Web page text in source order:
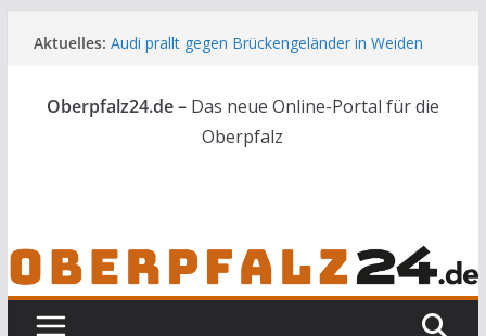
Inhalt
Aktuelles: Audi prallt gegen Brückengeländer in Weiden
Kindergeburtstag endet für Erwachsene im
Polizeigewahrsam
Wenn selbst der Polizeialltag kurios wird
Oberpfalz24.de – Das neue Online-Portal für die
Oberpfalz